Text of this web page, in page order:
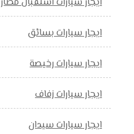
ايجار سيارات بسائق
ايجار سيارات رخيصة
ايجار سيارات زفاف
ايجار سيارات سيدان